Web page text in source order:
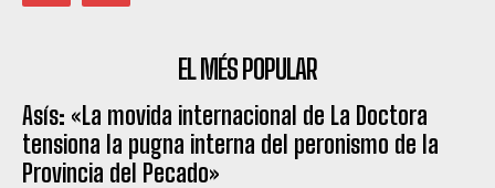
EL MÉS POPULAR
Asís: «La movida internacional de La Doctora
tensiona la pugna interna del peronismo de la
Provincia del Pecado»